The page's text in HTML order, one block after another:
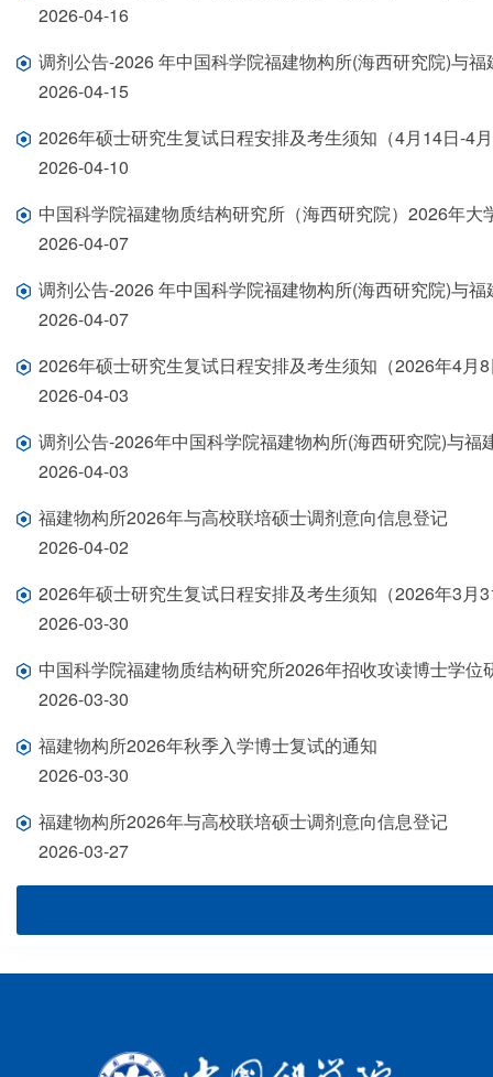
2026-04-16
调剂公告-2026 年中国科学院福建物构所(海西研究院)与
2026-04-15
2026年硕士研究生复试日程安排及考生须知（4月14日-4
2026-04-10
中国科学院福建物质结构研究所（海西研究院）2026年大
2026-04-07
调剂公告-2026 年中国科学院福建物构所(海西研究院)与
2026-04-07
2026年硕士研究生复试日程安排及考生须知（2026年4月
2026-04-03
调剂公告-2026年中国科学院福建物构所(海西研究院)与
2026-04-03
福建物构所2026年与高校联培硕士调剂意向信息登记
2026-04-02
2026年硕士研究生复试日程安排及考生须知（2026年3月
2026-03-30
中国科学院福建物质结构研究所2026年招收攻读博士学位
2026-03-30
福建物构所2026年秋季入学博士复试的通知
2026-03-30
福建物构所2026年与高校联培硕士调剂意向信息登记
2026-03-27